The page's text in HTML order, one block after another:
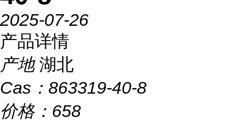
2025-07-26
产品详情
产地 湖北
Cas： 863319-40-8
价格： 658